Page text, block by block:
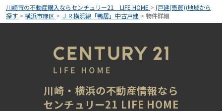
川崎市の不動産購入ならセンチュリー21 LIFE HOME > (戸建(売買))地域から
探す > 横浜市緑区 > ＪＲ横浜線「鴨居」中古戸建 > 物件詳細
川崎・横浜の不動産情報なら
センチュリー21 LIFE HOME